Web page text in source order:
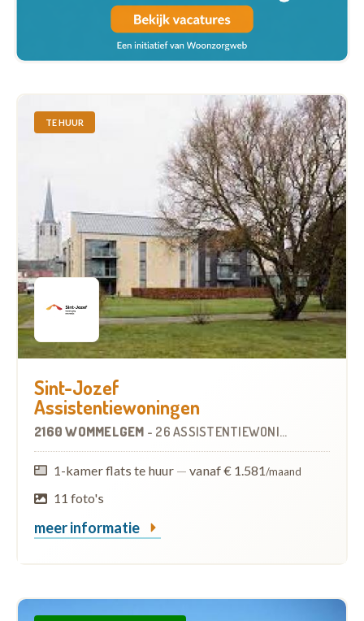
TE HUUR
Sint-Jozef
Assistentiewoningen
2160 WOMMELGEM - 26 ASSISTENTIEWONINGEN
1-kamer flats te huur — vanaf € 1.581/maand
11 foto's
meer informatie